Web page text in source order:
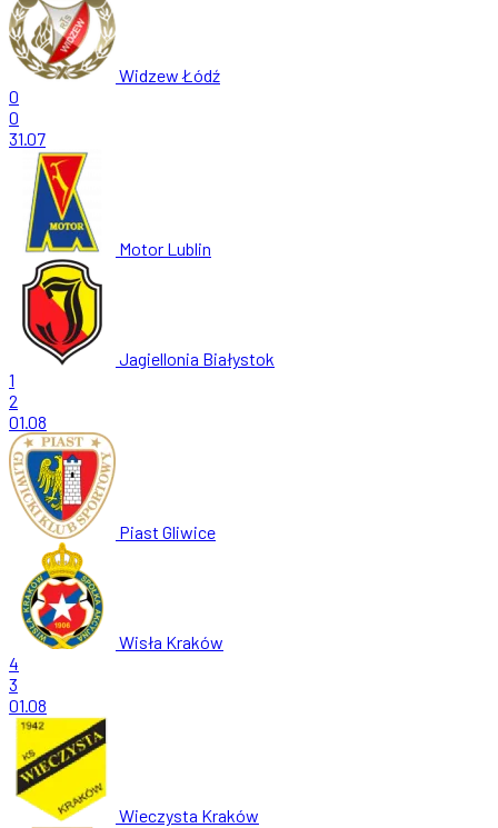
Widzew Łódź
0
0
31.07
Motor Lublin
Jagiellonia Białystok
1
2
01.08
Piast Gliwice
Wisła Kraków
4
3
01.08
Wieczysta Kraków